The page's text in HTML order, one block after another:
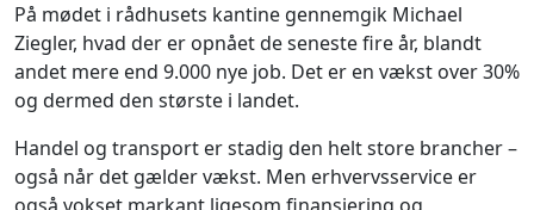
På mødet i rådhusets kantine gennemgik Michael
Ziegler, hvad der er opnået de seneste fire år, blandt
andet mere end 9.000 nye job. Det er en vækst over 30%
og dermed den største i landet.
Handel og transport er stadig den helt store brancher –
også når det gælder vækst. Men erhvervsservice er